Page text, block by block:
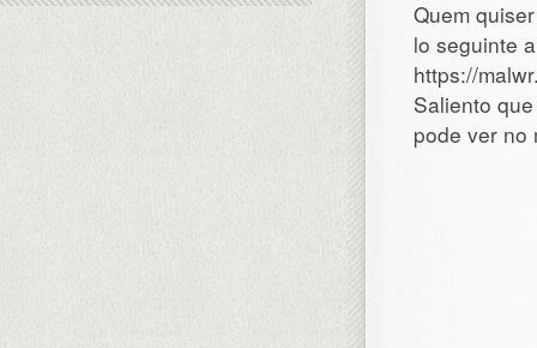
Quem
lo seguinte
https://
Saliento
pode ver no